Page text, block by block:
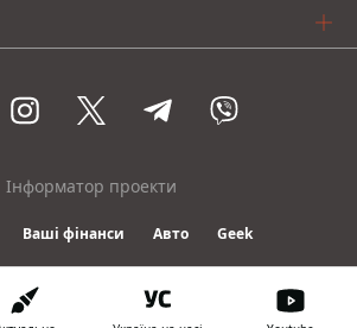
Інформатор проекти
Ваші фінанси Авто Geek
© 2016-2026 Informator